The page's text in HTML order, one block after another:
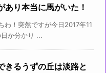
あり本当に馬がいた！
！突然ですが今日2017年11
か分かり ...
きるうずの丘は淡路と